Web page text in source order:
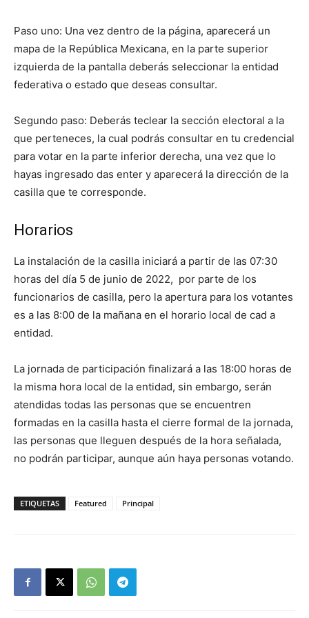
Paso uno: Una vez dentro de la página, aparecerá un
mapa de la República Mexicana, en la parte superior
izquierda de la pantalla deberás seleccionar la entidad
federativa o estado que deseas consultar.
Segundo paso: Deberás teclear la sección electoral a la
que perteneces, la cual podrás consultar en tu credencial
para votar en la parte inferior derecha, una vez que lo
hayas ingresado das enter y aparecerá la dirección de la
casilla que te corresponde.
Horarios
La instalación de la casilla iniciará a partir de las 07:30
horas del día 5 de junio de 2022, por parte de los
funcionarios de casilla, pero la apertura para los votantes
es a las 8:00 de la mañana en el horario local de cad a
entidad.
La jornada de participación finalizará a las 18:00 horas de
la misma hora local de la entidad, sin embargo, serán
atendidas todas las personas que se encuentren
formadas en la casilla hasta el cierre formal de la jornada,
las personas que lleguen después de la hora señalada,
no podrán participar, aunque aún haya personas votando.
ETIQUETAS Featured Principal